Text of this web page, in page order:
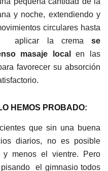
y noche, extendiendo y
circulares hasta
aplicar la crema se
masaje local
en las
favorecer su absorción
HEMOS PROBADO:
que sin una buena
diarios, no es posible
y menos el vientre. Pero
el gimnasio todos